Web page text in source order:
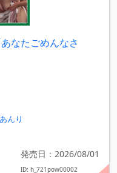
なたごめんなさ
んり
発売日：2026/08/01
ID: h_721pow00002